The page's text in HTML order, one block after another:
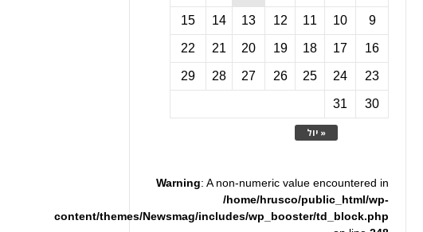
« יול
9
10
11
12
13
14
15
16
17
18
19
20
21
22
23
24
25
26
27
28
29
30
31
Warning: A non-numeric value encountered in
/home/hrusco/public_html/wp-
content/themes/Newsmag/includes/wp_booster/td_block.php